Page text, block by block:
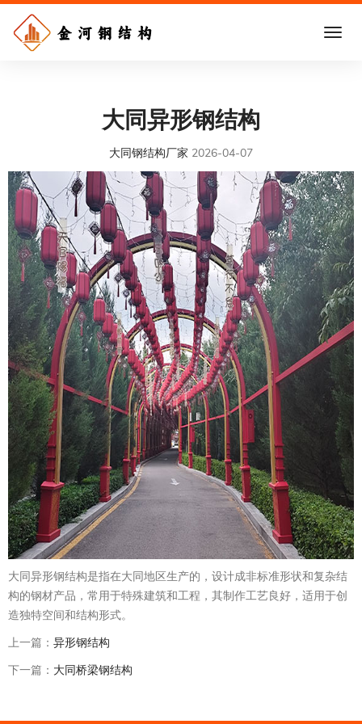
大同异形钢结构
大同钢结构厂家 2026-04-07
大同异形钢结构是指在大同地区生产的，设计成非标准形状和复杂结
构的钢材产品，常用于特殊建筑和工程，其制作工艺良好，适用于创
造独特空间和结构形式。
上一篇： 异形钢结构
下一篇： 大同桥梁钢结构